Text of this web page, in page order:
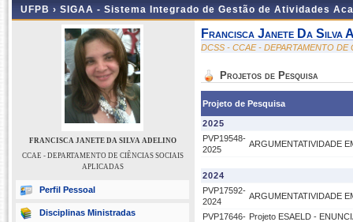
UFPB › SIGAA - Sistema Integrado de Gestão de Atividades
FRANCISCA JANETE DA SILVA ADELINO
CCAE - DEPARTAMENTO DE CIÊNCIAS SOCIAIS
APLICADAS
Perfil Pessoal
Disciplinas Ministradas
Francisca Janete Da Silva
DCSS - CCAE - DEPARTAMENTO DE
Projetos de Pesquisa
Projeto de Pesquisa
2025
PVP19548-
2025
ARGUMENTATIVIDADE
2024
PVP17592-
2024
ARGUMENTATIVIDADE
PVP17646- Projeto ESAELD -